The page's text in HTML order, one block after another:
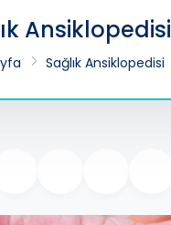
Ansiklopedisi
Sağlık Ansiklopedisi